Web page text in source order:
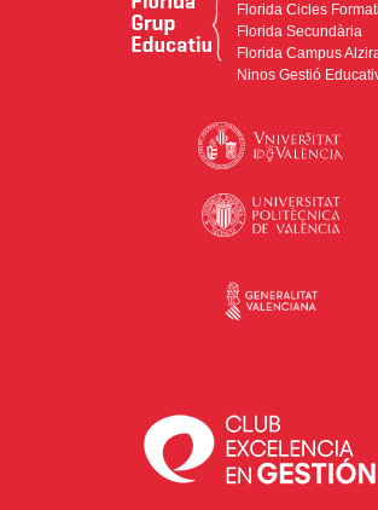
Florida Cicles
Florida Secundària
Florida Campus
Ninos Gestió